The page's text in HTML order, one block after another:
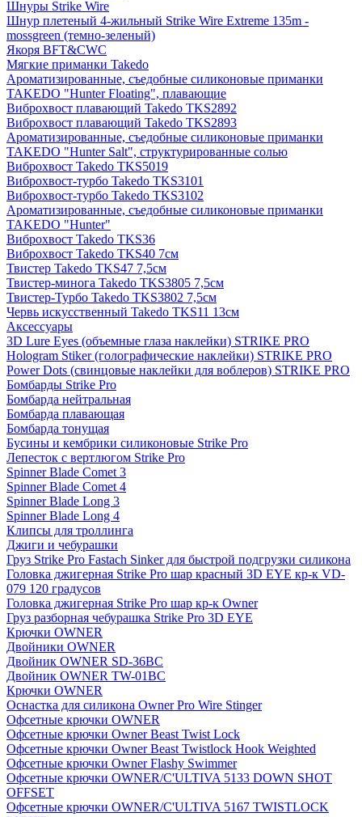
Шнуры Strike Wire
Шнур плетеный 4-жильный Strike Wire Extreme 135m -
mossgreen (темно-зеленый)
Якоря BFT&CWC
Мягкие приманки Takedo
Ароматизированные, съедобные силиконовые приманки
TAKEDO "Hunter Floating", плавающие
Виброхвост плавающий Takedo TKS2892
Виброхвост плавающий Takedo TKS2893
Ароматизированные, съедобные силиконовые приманки
TAKEDO "Hunter Salt", структурированные солью
Виброхвост Takedo TKS5019
Виброхвост-турбо Takedo TKS3101
Виброхвост-турбо Takedo TKS3102
Ароматизированные, съедобные силиконовые приманки
TAKEDO "Hunter"
Виброхвост Takedo TKS36
Виброхвост Takedo TKS40 7см
Твистер Takedo TKS47 7,5см
Твистер-минога Takedo TKS3805 7,5см
Твистер-Турбо Takedo TKS3802 7,5см
Червь искусственный Takedo TKS11 13см
Аксессуары
3D Lure Eyes (объемные глаза наклейки) STRIKE PRO
Hologram Stiker (голографические наклейки) STRIKE PRO
Power Dots (свинцовые наклейки для воблеров) STRIKE PRO
Бомбарды Strike Pro
Бомбарда нейтральная
Бомбарда плавающая
Бомбарда тонущая
Бусины и кембрики силиконовые Strike Pro
Лепесток с вертлюгом Strike Pro
Spinner Blade Comet 3
Spinner Blade Comet 4
Spinner Blade Long 3
Spinner Blade Long 4
Клипсы для троллинга
Джиги и чебурашки
Груз Strike Pro Fastach Sinker для быстрой подгрузки силикона
Головка джигерная Strike Pro шар красный 3D EYE кр-к VD-
079 120 градусов
Головка джигерная Strike Pro шар кр-к Owner
Груз разборная чебурашка Strike Pro 3D EYE
Крючки OWNER
Двойники OWNER
Двойник OWNER SD-36BC
Двойник OWNER TW-01BC
Крючки OWNER
Оснастка для силикона Owner Pro Wire Stinger
Офсетные крючки OWNER
Офсетные крючки Owner Beast Twist Lock
Офсетные крючки Owner Beast Twistlock Hook Weighted
Офсетные крючки Owner Flashy Swimmer
Офсетные крючки OWNER/C'ULTIVA 5133 DOWN SHOT
OFFSET
Офсетные крючки OWNER/C'ULTIVA 5167 TWISTLOCK